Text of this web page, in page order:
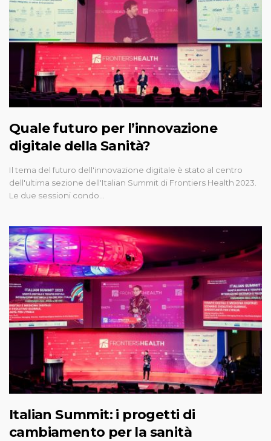
Quale futuro per l’innovazione
digitale della Sanità?
Il tema del futuro dell'innovazione digitale è stato al centro
dell'ultima sezione dell'Italian Summit di Frontiers Health 2023.
Le due sessioni condo…
Italian Summit: i progetti di
cambiamento per la sanità